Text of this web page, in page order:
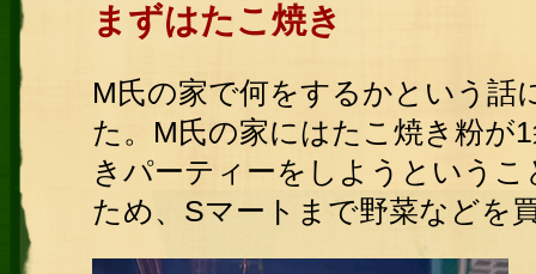
まずはたこ焼き
M氏の家で何をするかという話
た。M氏の家にはたこ焼き粉が
きパーティーをしようという
ため、Sマートまで野菜などを